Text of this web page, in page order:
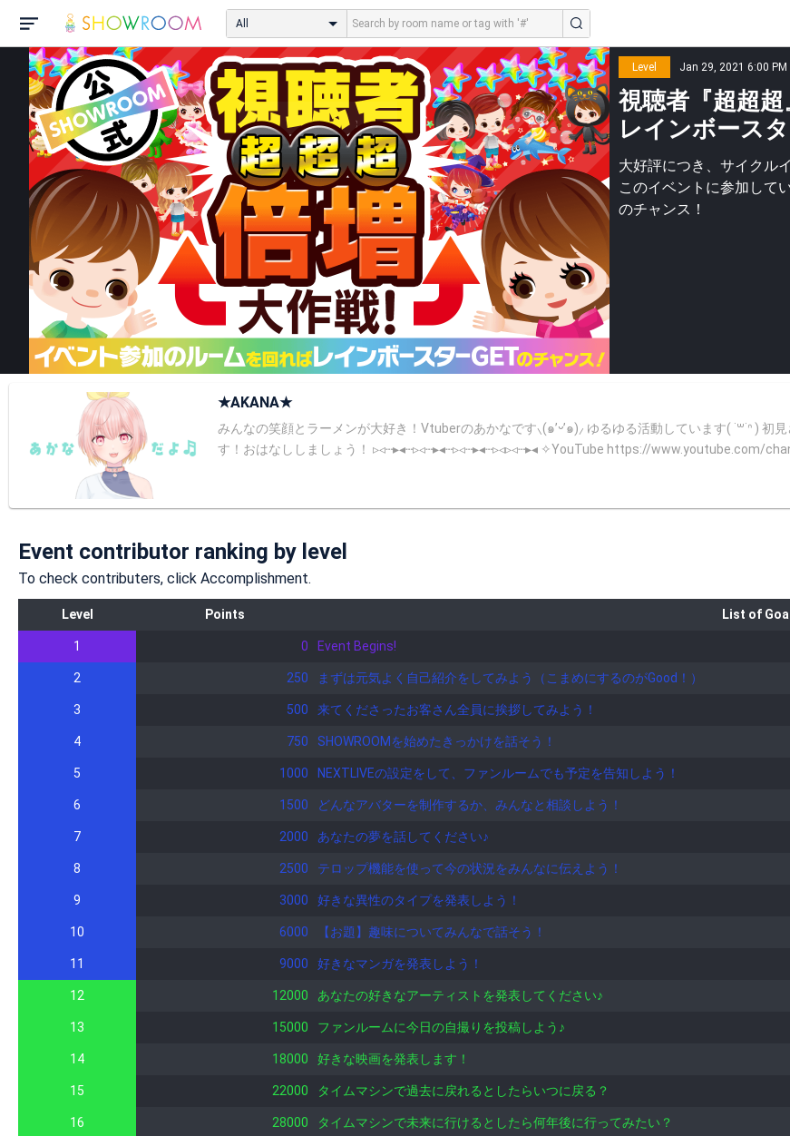
All
Level Jan 29, 2021 6:00
視聴者『超超
レインボース
大好評につき、サイクル
このイベントに参加して
のチャンス！
★AKANA★
みんなの笑顔とラーメンが大好き！Vtuberのあかなです⸜(๑’ᵕ’๑)⸝ ゆるゆる活動しています( ˙꒳​˙ᐢ ) 初見さんぴょこぴょこします！！(ง •̀ω•́)ง SHOWROOM配信は雑談メインで
す！おはなししましょう！ ▹◃┄▸◂┄▹◃┄▸◂┄▹◃┄▸◂┄▹◃▹◃┄▸◂ ✧YouTube https://www.youtube.com/channel/UC1yLFY6ryYJq-bpuGvH7K8A?view_as=subscriber ✧SHOWROOM
https://www.showroom-live.com/mss_0031 ✧Youtube https://www.youtube.com/channel/
*:;;;;;;:*☆*:;;;;;;:*☆*
Event contributor ranking by level
To check contributers, click Accomplishment.
Level Points List of Goal
1 0 Event Begins!
2 250 まずは元気よく自己紹介をしてみよう（こまめにするのがGood！）
3 500 来てくださったお客さん全員に挨拶してみよう！
4 750 SHOWROOMを始めたきっかけを話そう！
5 1000 NEXTLIVEの設定をして、ファンルームでも予定を告知しよう！
6 1500 どんなアバターを制作するか、みんなと相談しよう！
7 2000 あなたの夢を話してください♪
8 2500 テロップ機能を使って今の状況をみんなに伝えよう！
9 3000 好きな異性のタイプを発表しよう！
10 6000 【お題】趣味についてみんなで話そう！
11 9000 好きなマンガを発表しよう！
12 12000 あなたの好きなアーティストを発表してください♪
13 15000 ファンルームに今日の自撮りを投稿しよう♪
14 18000 好きな映画を発表します！
15 22000 タイムマシンで過去に戻れるとしたらいつに戻る？
16 28000 タイムマシンで未来に行けるとしたら何年後に行ってみたい？